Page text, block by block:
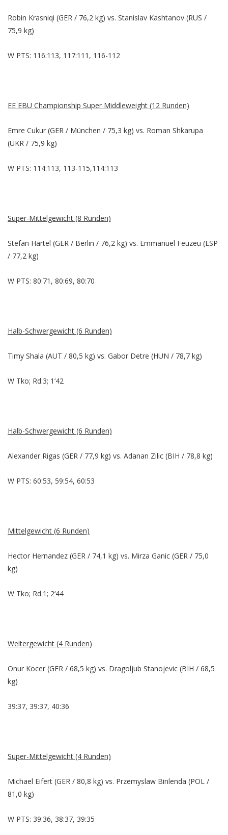
Robin Krasniqi (GER / 76,2 kg) vs. Stanislav Kashtanov (RUS /
75,9 kg)
W PTS: 116:113, 117:111, 116-112
EE EBU Championship Super Middleweight (12 Runden)
Emre Cukur (GER / München / 75,3 kg) vs. Roman Shkarupa
(UKR / 75,9 kg)
W PTS: 114:113, 113-115,114:113
Super-Mittelgewicht (8 Runden)
Stefan Härtel (GER / Berlin / 76,2 kg) vs. Emmanuel Feuzeu (ESP
/ 77,2 kg)
W PTS: 80:71, 80:69, 80:70
Halb-Schwergewicht (6 Runden)
Timy Shala (AUT / 80,5 kg) vs. Gabor Detre (HUN / 78,7 kg)
W Tko; Rd.3; 1‘42
Halb-Schwergewicht (6 Runden)
Alexander Rigas (GER / 77,9 kg) vs. Adanan Zilic (BIH / 78,8 kg)
W PTS: 60:53, 59:54, 60:53
Mittelgewicht (6 Runden)
Hector Hernandez (GER / 74,1 kg) vs. Mirza Ganic (GER / 75,0
kg)
W Tko; Rd.1; 2‘44
Weltergewicht (4 Runden)
Onur Kocer (GER / 68,5 kg) vs. Dragoljub Stanojevic (BIH / 68,5
kg)
39:37, 39:37, 40:36
Super-Mittelgewicht (4 Runden)
Michael Eifert (GER / 80,8 kg) vs. Przemyslaw Binlenda (POL /
81,0 kg)
W PTS: 39:36, 38:37, 39:35